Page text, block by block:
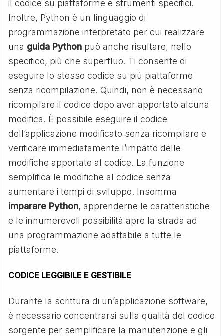
il codice su piattaforme e strumenti specifici.
Inoltre, Python è un linguaggio di
programmazione interpretato per cui realizzare
una guida Python può anche risultare, nello
specifico, più che superfluo. Ti consente di
eseguire lo stesso codice su più piattaforme
senza ricompilazione. Quindi, non è necessario
ricompilare il codice dopo aver apportato alcuna
modifica. È possibile eseguire il codice
dell’applicazione modificato senza ricompilare e
verificare immediatamente l’impatto delle
modifiche apportate al codice. La funzione
semplifica le modifiche al codice senza
aumentare i tempi di sviluppo. Insomma
imparare Python, apprenderne le caratteristiche
e le innumerevoli possibilità apre la strada ad
una programmazione adattabile a tutte le
piattaforme.
CODICE LEGGIBILE E GESTIBILE
Durante la scrittura di un’applicazione software,
è necessario concentrarsi sulla qualità del codice
sorgente per semplificare la manutenzione e gli